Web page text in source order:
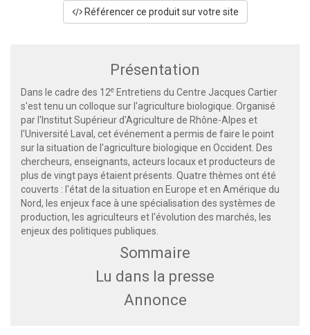
Référencer ce produit sur votre site
Présentation
Dans le cadre des 12e Entretiens du Centre Jacques Cartier
s'est tenu un colloque sur l'agriculture biologique. Organisé
par l'Institut Supérieur d'Agriculture de Rhône-Alpes et
l'Université Laval, cet événement a permis de faire le point
sur la situation de l'agriculture biologique en Occident. Des
chercheurs, enseignants, acteurs locaux et producteurs de
plus de vingt pays étaient présents. Quatre thèmes ont été
couverts : l'état de la situation en Europe et en Amérique du
Nord, les enjeux face à une spécialisation des systèmes de
production, les agriculteurs et l'évolution des marchés, les
enjeux des politiques publiques.
Sommaire
Lu dans la presse
Annonce